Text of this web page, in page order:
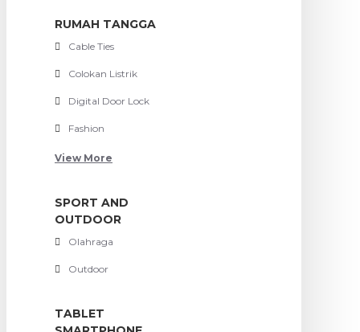
RUMAH TANGGA
Cable Ties
Colokan Listrik
Digital Door Lock
Fashion
View More
SPORT AND
OUTDOOR
Olahraga
Outdoor
TABLET